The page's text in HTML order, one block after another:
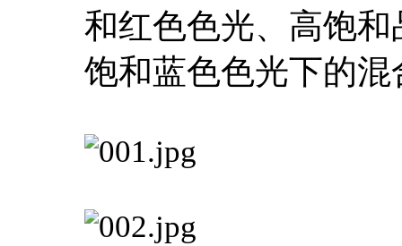
和红色色光、高饱
饱和蓝色色光下的